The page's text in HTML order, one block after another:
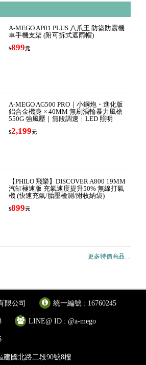
A-MEGO AP01 PLUS 八爪王 防盜防震機
車手機支架 (附可拆式遮雨帽)
$899元
A-MEGO AG500 PRO｜小鋼炮・進化版
鋁合金機身 × 40MM 無刷渦輪暴力風槍
550G 強風壓｜無段調速｜LED 照明
$2,199元
【PHILO 飛樂】DISCOVER A800 19MM
汽缸極速版 充氣速度提升50% 無線打氣
機 (快速充氣/胎壓檢測/附收納袋)
$899元
更多特價商品....
限公司 統一編號 : 16760245
LINE@ ID : @a-mego
建國北路二段90號8樓